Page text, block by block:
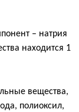
– натрия
находится 1
вещества,
полиоксил,